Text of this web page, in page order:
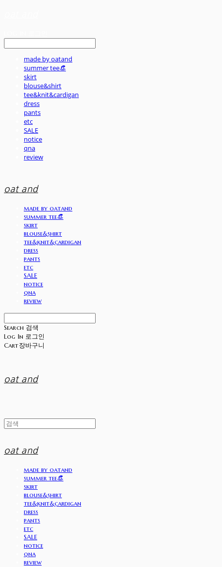
made by oatand
summer tee👒
skirt
blouse&shirt
tee&knit&cardigan
dress
pants
etc
SALE
notice
qna
review
oat and
made by oatand
summer tee👒
skirt
blouse&shirt
tee&knit&cardigan
dress
pants
etc
SALE
notice
qna
review
Search 검색
Log In 로그인
Cart장바구니
oat and
oat and
made by oatand
summer tee👒
skirt
blouse&shirt
tee&knit&cardigan
dress
pants
etc
SALE
notice
qna
review